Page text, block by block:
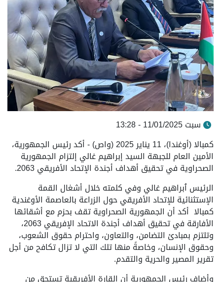
سبت 11/01/2025 - 13:28
كمبالا (أوغندا)، 11 يناير 2025 (واص) - أكد رئيس الجمهورية،
الأمين العام للجبهة السيد إبراهيم غالي إلتزام الجمهورية
الصحراوية في تحقيق أهداف أجندة الإتحاد الأفريقي 2063.
الرئيس ٱبراهيم غالي وفي كلمته خلال أشغال القمة
الإستثنائية للإتحاد الأفريقي حول الزراعة بالعاصمة الأوغندية
كمبالا أكد أن الجمهورية الصحراوية تقف بحزم مع أشقائها
الأفارقة في تحقيق أهداف أجندة الاتحاد الإفريقي 2063،
وتلتزم بمبادئ التضامن، والتعاون، واحترام حقوق الشعوب،
وحقوق الإنسان، وخاصةً منها تلك التي لا تزال تكافح من أجل
تقرير المصير والحرية والتقدم.
وأضاف رئيس الجمهورية أن القارة الأفريقية تستحق من